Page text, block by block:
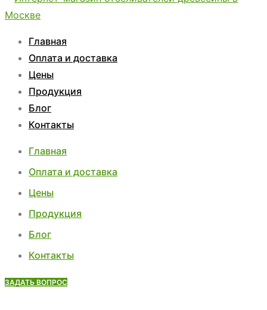
Главная
Оплата и доставка
Цены
Продукция
Блог
Контакты
Главная
Оплата и доставка
Цены
Продукция
Блог
Контакты
ЗАДАТЬ ВОПРОС